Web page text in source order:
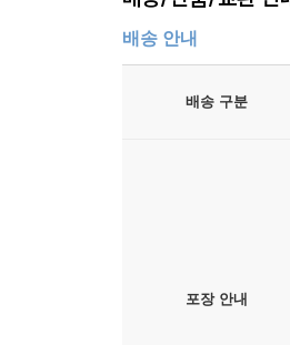
배송 안내
배송 구분
포장 안내